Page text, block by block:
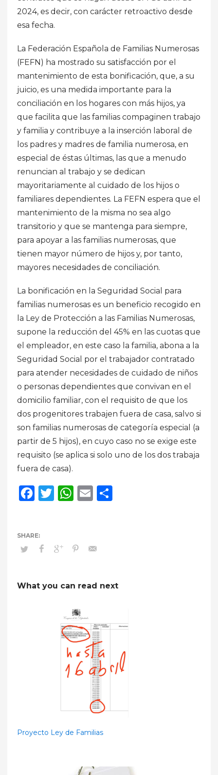
2024, es decir, con carácter retroactivo desde
esa fecha.
La Federación Española de Familias Numerosas
(FEFN) ha mostrado su satisfacción por el
mantenimiento de esta bonificación, que, a su
juicio, es una medida importante para la
conciliación en los hogares con más hijos, ya
que facilita que las familias compaginen trabajo
y familia y contribuye a la inserción laboral de
los padres y madres de familia numerosa, en
especial de éstas últimas, las que a menudo
renuncian al trabajo y se dedican
mayoritariamente al cuidado de los hijos o
familiares dependientes. La FEFN espera que el
mantenimiento de la misma no sea algo
transitorio y que se mantenga para siempre,
para apoyar a las familias numerosas, que
tienen mayor número de hijos y, por tanto,
mayores necesidades de conciliación.
La bonificación en la Seguridad Social para
familias numerosas es un beneficio recogido en
la Ley de Protección a las Familias Numerosas,
supone la reducción del 45% en las cuotas que
el empleador, en este caso la familia, abona a la
Seguridad Social por el trabajador contratado
para atender necesidades de cuidado de niños
o personas dependientes que convivan en el
domicilio familiar, con el requisito de que los
dos progenitores trabajen fuera de casa, salvo si
son familias numerosas de categoría especial (a
partir de 5 hijos), en cuyo caso no se exige este
requisito (se aplica si solo uno de los dos trabaja
fuera de casa).
Facebook
Twitter
WhatsApp
Email
What you can read next
Proyecto Ley de Familias